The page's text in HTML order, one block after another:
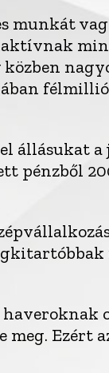
munkát
állásukat
pénzből
Ezért